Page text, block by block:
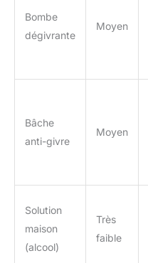
Bombe
dégivrante
Moyen
Bâche
anti-givre
Moyen
Solution
maison
(alcool)
Très
faible